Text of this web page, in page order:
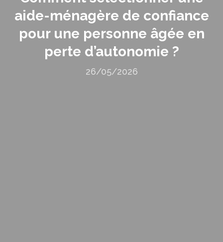
aide-ménagère de confiance
pour une personne âgée en
perte d’autonomie ?
26/05/2026